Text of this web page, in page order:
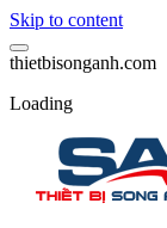
Skip to content
thietbisonganh.com
Loading